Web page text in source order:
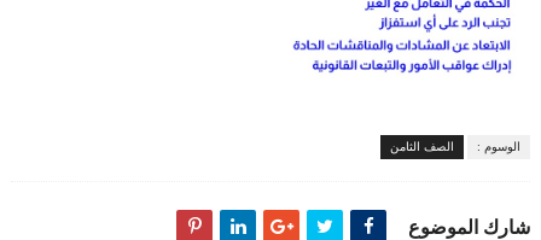
الوسوم : الصف الثامن
شارك الموضوع